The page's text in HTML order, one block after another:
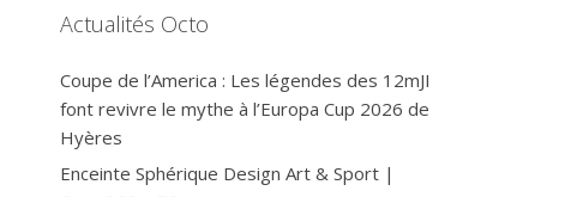
Actualités Octo
Coupe de l’America : Les légendes des 12mJI
font revivre le mythe à l’Europa Cup 2026 de
Hyères
Enceinte Sphérique Design Art & Sport |